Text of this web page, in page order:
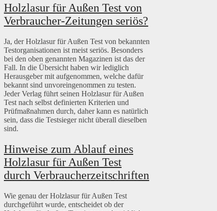
Holzlasur für Außen Test von
Verbraucher-Zeitungen seriös?
Ja, der Holzlasur für Außen Test von bekannten
Testorganisationen ist meist seriös. Besonders
bei den oben genannten Magazinen ist das der
Fall. In die Übersicht haben wir lediglich
Herausgeber mit aufgenommen, welche dafür
bekannt sind unvoreingenommen zu testen.
Jeder Verlag führt seinen Holzlasur für Außen
Test nach selbst definierten Kriterien und
Prüfmaßnahmen durch, daher kann es natürlich
sein, dass die Testsieger nicht überall dieselben
sind.
Hinweise zum Ablauf eines
Holzlasur für Außen Test
durch Verbraucherzeitschriften
Wie genau der Holzlasur für Außen Test
durchgeführt wurde, entscheidet ob der